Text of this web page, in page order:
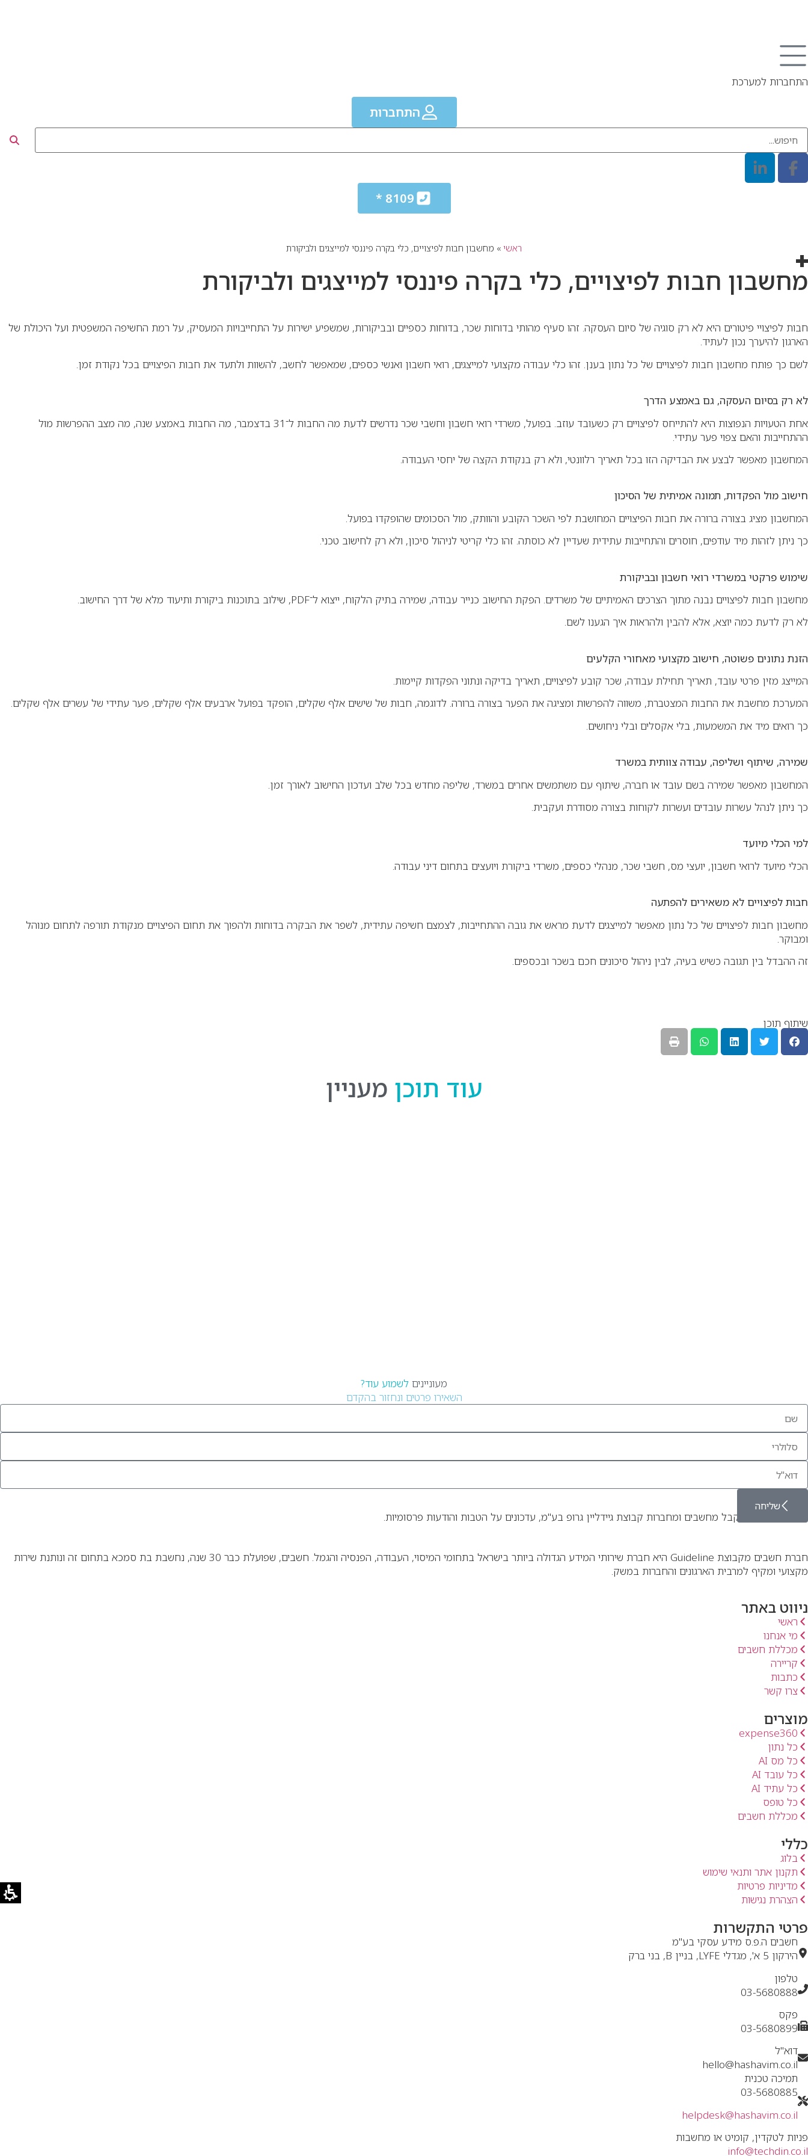
התחברות למערכת
התחברות
8109 *
ראשי » מחשבון חבות לפיצויים, כלי בקרה פיננסי למייצגים ולביקורת
מחשבון חבות לפיצויים, כלי בקרה פיננסי למייצגים ולביקורת
חבות לפיצויי פיטורים היא לא רק סוגיה של סיום העסקה. זהו סעיף מהותי בדוחות שכר, בדוחות כספיים ובביקורות, שמשפיע ישירות על התחייבויות המעסיק, על רמת החשיפה המשפטית ועל היכולת של
הארגון להיערך נכון לעתיד.
לשם כך פותח מחשבון חבות לפיצויים של כל נתון בענן. זהו כלי עבודה מקצועי למייצגים, רואי חשבון ואנשי כספים, שמאפשר לחשב, להשוות ולתעד את חבות הפיצויים בכל נקודת זמן.
לא רק בסיום העסקה, גם באמצע הדרך
אחת הטעויות הנפוצות היא להתייחס לפיצויים רק כשעובד עוזב. בפועל, משרדי רואי חשבון וחשבי שכר נדרשים לדעת מה החבות ל־31 בדצמבר, מה החבות באמצע שנה, מה מצב ההפרשות מול
ההתחייבות והאם צפוי פער עתידי.
המחשבון מאפשר לבצע את הבדיקה הזו בכל תאריך רלוונטי, ולא רק בנקודת הקצה של יחסי העבודה.
חישוב מול הפקדות, תמונה אמיתית של הסיכון
המחשבון מציג בצורה ברורה את חבות הפיצויים המחושבת לפי השכר הקובע והוותק, מול הסכומים שהופקדו בפועל.
כך ניתן לזהות מיד עודפים, חוסרים והתחייבות עתידית שעדיין לא כוסתה. זהו כלי קריטי לניהול סיכון, ולא רק לחישוב טכני.
שימוש פרקטי במשרדי רואי חשבון ובביקורת
מחשבון חבות לפיצויים נבנה מתוך הצרכים האמיתיים של משרדים. הפקת החישוב כנייר עבודה, שמירה בתיק הלקוח, ייצוא ל־PDF, שילוב בתוכנות ביקורת ותיעוד מלא של דרך החישוב.
לא רק לדעת כמה יוצא, אלא להבין ולהראות איך הגענו לשם.
הזנת נתונים פשוטה, חישוב מקצועי מאחורי הקלעים
המייצג מזין פרטי עובד, תאריך תחילת עבודה, שכר קובע לפיצויים, תאריך בדיקה ונתוני הפקדות קיימות.
המערכת מחשבת את החבות המצטברת, משווה להפרשות ומציגה את הפער בצורה ברורה. לדוגמה, חבות של שישים אלף שקלים, הופקד בפועל ארבעים אלף שקלים, פער עתידי של עשרים אלף שקלים.
כך רואים מיד את המשמעות, בלי אקסלים ובלי ניחושים.
שמירה, שיתוף ושליפה, עבודה צוותית במשרד
המחשבון מאפשר שמירה בשם עובד או חברה, שיתוף עם משתמשים אחרים במשרד, שליפה מחדש בכל שלב ועדכון החישוב לאורך זמן.
כך ניתן לנהל עשרות עובדים ועשרות לקוחות בצורה מסודרת ועקבית.
למי הכלי מיועד
הכלי מיועד לרואי חשבון, יועצי מס, חשבי שכר, מנהלי כספים, משרדי ביקורת ויועצים בתחום דיני עבודה.
חבות לפיצויים לא משאירים להפתעה
מחשבון חבות לפיצויים של כל נתון מאפשר למייצגים לדעת מראש את גובה ההתחייבות, לצמצם חשיפה עתידית, לשפר את הבקרה בדוחות ולהפוך את תחום הפיצויים מנקודת תורפה לתחום מנוהל
ומבוקר.
זה ההבדל בין תגובה כשיש בעיה, לבין ניהול סיכונים חכם בשכר ובכספים.
שיתוף תוכן
עוד תוכן מעניין
מעוניינים לשמוע עוד?
השאירו פרטים ונחזור בהקדם
אני מאשר/ת לקבל מחשבים ומחברות קבוצת גיידליין גרופ בע"מ, עדכונים על הטבות והודעות פרסומיות.
שליחה
חברת חשבים מקבוצת Guideline היא חברת שירותי המידע הגדולה ביותר בישראל בתחומי המיסוי, העבודה, הפנסיה והגמל. חשבים, שפועלת כבר 30 שנה, נחשבת בת סמכא בתחום זה ונותנת שירות
מקצועי ומקיף למרבית הארגונים והחברות במשק.
ניווט באתר
ראשי
מי אנחנו
מכללת חשבים
קריירה
כתבות
צרו קשר
מוצרים
expense360
כל נתון
כל מס AI
כל עובד AI
כל עתיד AI
כל טופס
מכללת חשבים
כללי
בלוג
תקנון אתר ותנאי שימוש
מדיניות פרטיות
הצהרת נגישות
פרטי התקשרות
חשבים ה.פ.ס מידע עסקי בע"מ
הירקון 5 א', מגדלי LYFE, בניין B, בני ברק
טלפון
03-5680888
פקס
03-5680899
דוא"ל
hello@hashavim.co.il
תמיכה טכנית
03-5680885
helpdesk@hashavim.co.il
פניות לטקדין, קומיט או מחשבות
info@techdin.co.il